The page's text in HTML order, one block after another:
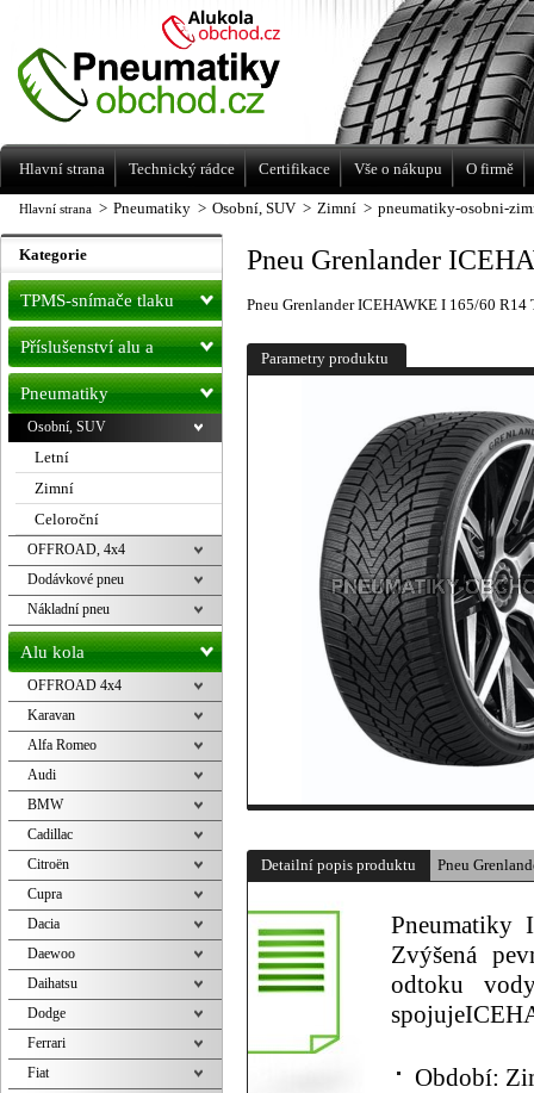
Hlavní strana > Pneumatiky > Osobní, SUV > Zimní > pneumatiky-osobni-
Pneu Grenlander
Pneu Grenlander ICEHAWKE I 165/60
Parametry produktu
Detailní popis produktu Pneu
Pneumatiky
Zvýšená
odtoku
Období:
Kategorie
TPMS-snímače tlaku
Příslušenství alu a
pneu
Pneumatiky
Osobní, SUV
Letní
Zimní
Celoroční
OFFROAD, 4x4
Dodávkové pneu
Nákladní pneu
Alu kola
OFFROAD 4x4
Karavan
Alfa Romeo
Audi
BMW
Cadillac
Citroën
Cupra
Dacia
Daewoo
Daihatsu
Dodge
Ferrari
Fiat
Levné pneumatiky letní, zimní, Alu kola
a litá kola Racing Line
Hlavní strana Technický rádce Certifikace Vše o nákupu O firmě